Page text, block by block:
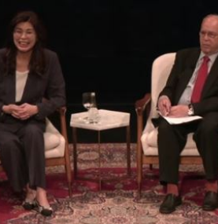
險洗腎
逐漸成形 12:00
「爸」氣 12:00